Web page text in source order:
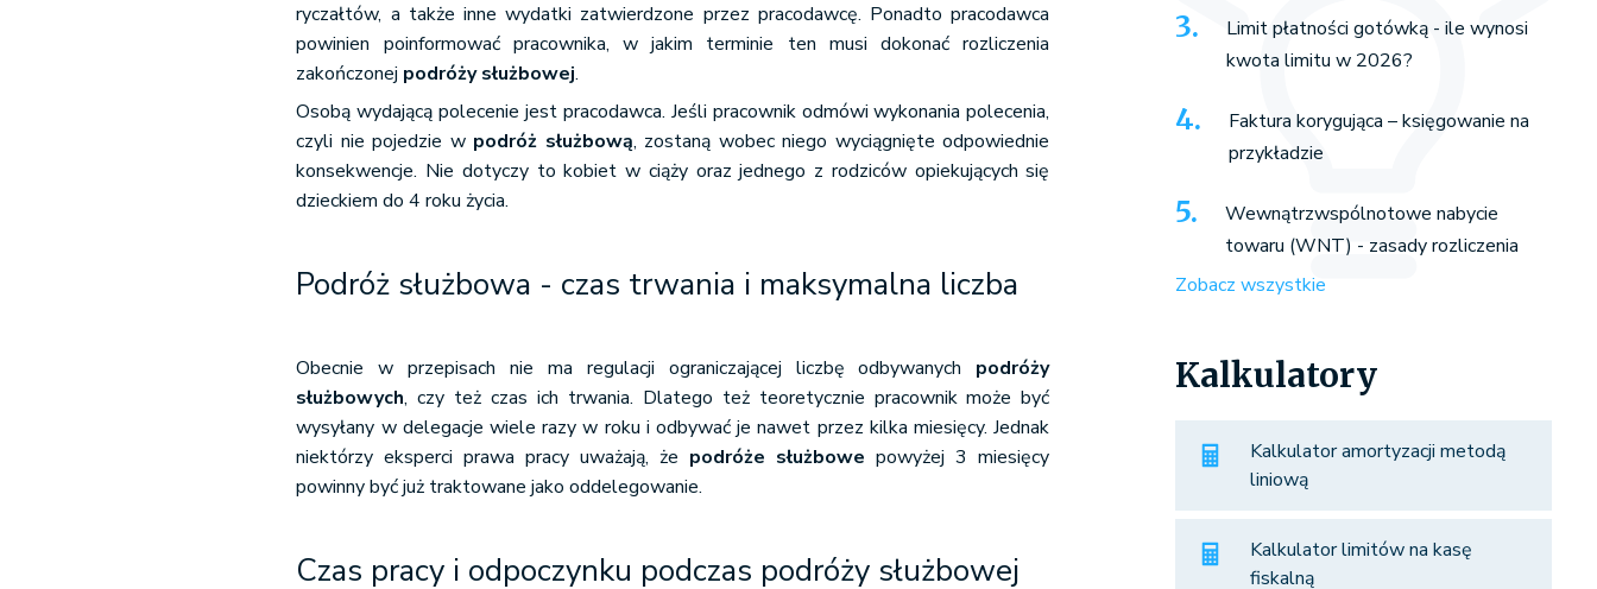
ryczałtów, a także inne wydatki zatwierdzone przez pracodawcę. Ponadto pracodawca
powinien poinformować pracownika, w jakim terminie ten musi dokonać rozliczenia
zakończonej podróży służbowej.
Osobą wydającą polecenie jest pracodawca. Jeśli pracownik odmówi wykonania polecenia,
czyli nie pojedzie w podróż służbową, zostaną wobec niego wyciągnięte odpowiednie
konsekwencje. Nie dotyczy to kobiet w ciąży oraz jednego z rodziców opiekujących się
dzieckiem do 4 roku życia.
Podróż służbowa - czas trwania i maksymalna liczba
Obecnie w przepisach nie ma regulacji ograniczającej liczbę odbywanych podróży
służbowych, czy też czas ich trwania. Dlatego też teoretycznie pracownik może być
wysyłany w delegacje wiele razy w roku i odbywać je nawet przez kilka miesięcy. Jednak
niektórzy eksperci prawa pracy uważają, że podróże służbowe powyżej 3 miesięcy
powinny być już traktowane jako oddelegowanie.
Czas pracy i odpoczynku podczas podróży służbowej
Limit płatności gotówką - ile wynosi
kwota limitu w 2026?
Faktura korygująca – księgowanie na
przykładzie
Wewnątrzwspólnotowe nabycie
towaru (WNT) - zasady rozliczenia
Zobacz wszystkie
Kalkulatory
Kalkulator amortyzacji metodą
liniową
Kalkulator limitów na kasę
fiskalną